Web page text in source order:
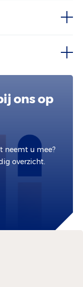
ons op
neemt u mee?
overzicht.